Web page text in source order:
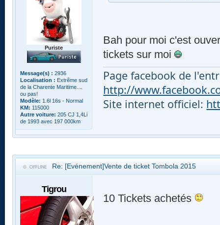
Puriste
Message(s) : 2936
Localisation : Extrême sud
de la Charente Maritime....
ou pas!
Modèle: 1.6l 16s - Normal
KM: 115000
Autre voiture: 205 CJ 1,4Li
de 1993 avec 197 000km
Bah pour moi c'est
tickets sur moi
Page facebook de
http://
Site internet officiel:
Re: [Evénement]Vente de ticket Tombola 2015
Tigrou
10 Tickets achetés